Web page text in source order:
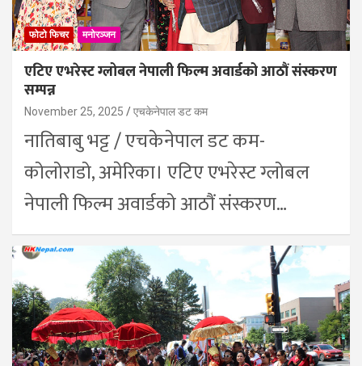
फोटो फिचर मनोरञ्जन
एटिए एभरेस्ट ग्लोबल नेपाली फिल्म अवार्डको आठौं संस्करण
सम्पन्न
November 25, 2025 एचकेनेपाल डट कम
नातिबाबु भट्ट / एचकेनेपाल डट कम-
कोलोराडो, अमेरिका। एटिए एभरेस्ट ग्लोबल
नेपाली फिल्म अवार्डको आठौं संस्करण…